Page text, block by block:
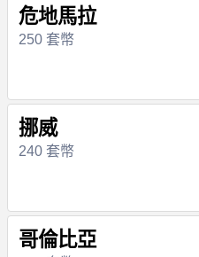
危地馬拉
250 套幣
挪威
240 套幣
哥倫比亞